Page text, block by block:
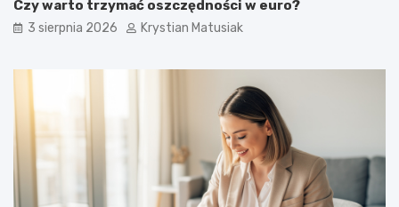
Czy warto trzymać oszczędności w euro?
3 sierpnia 2026 Krystian Matusiak